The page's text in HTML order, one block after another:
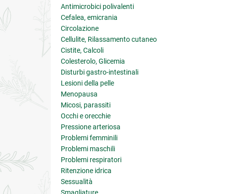
Antimicrobici polivalenti
Cefalea, emicrania
Circolazione
Cellulite, Rilassamento cutaneo
Cistite, Calcoli
Colesterolo, Glicemia
Disturbi gastro-intestinali
Lesioni della pelle
Menopausa
Micosi, parassiti
Occhi e orecchie
Pressione arteriosa
Problemi femminili
Problemi maschili
Problemi respiratori
Ritenzione idrica
Sessualità